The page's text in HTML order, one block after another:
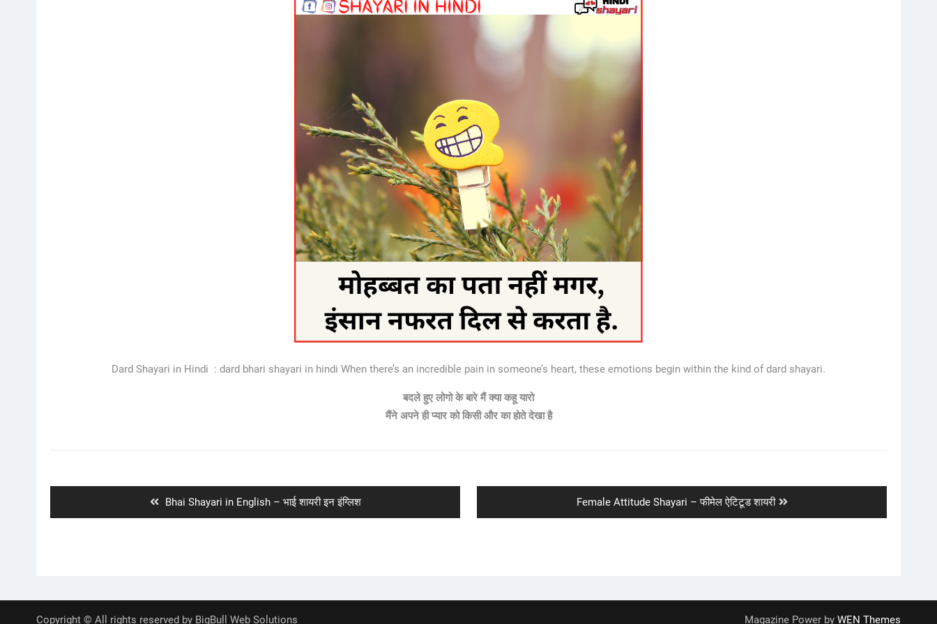
Dard Shayari in Hindi : dard bhari shayari in hindi When there’s an incredible pain in someone’s heart, these emotions begin within the kind of dard shayari.
बदले हुए लोगो के बारे मैं क्या कहू यारो
मैंने अपने ही प्यार को किसी और का होते देखा है
Previous
post:
Bhai Shayari in English – भाई शायरी इन इंग्लिश
Next
post:
Female Attitude Shayari – फीमेल ऐटिटूड शायरी
Copyright © All rights reserved by BigBull Web Solutions Magazine Power by WEN Themes